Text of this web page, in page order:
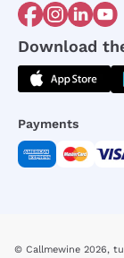
Gift Card
Guide to our
Order
Download
Payments
© Callmewine 2026,